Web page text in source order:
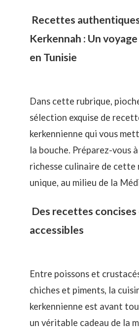
Recettes
Kerkennah : Un
en Tunisie
Dans cette rubrique,
sélection exquise de
kerkennienne qui vous
la bouche. Préparez-vous
richesse culinaire de cette
unique, au milieu de la
Des recettes concises
accessibles
Entre poissons et
chiches et piments, la
kerkennienne est avant
un véritable cadeau de la